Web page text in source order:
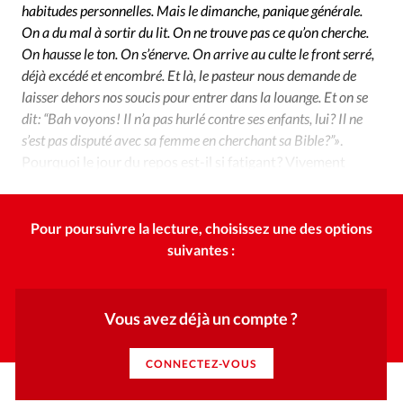
habitudes personnelles. Mais le dimanche, panique générale.
On a du mal à sortir du lit. On ne trouve pas ce qu’on cherche.
On hausse le ton. On s’énerve. On arrive au culte le front serré,
déjà excédé et encombré. Et là, le pasteur nous demande de
laisser dehors nos soucis pour entrer dans la louange. Et on se
dit : “Bah voyons ! Il n’a pas hurlé contre ses enfants, lui ? Il ne
s’est pas disputé avec sa femme en cherchant sa Bible ?”»
Pourquoi le jour du repos est-il si fatigant ? Vivement
Pour poursuivre la lecture, choisissez une des options
suivantes :
Vous avez déjà un compte ?
CONNECTEZ-VOUS